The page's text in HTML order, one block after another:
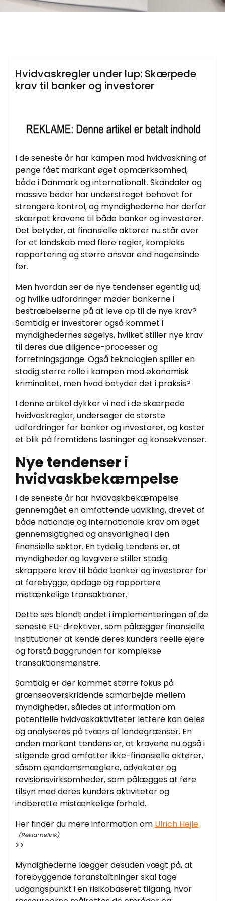
Samtlige Guides på fdbr.dk
Hvidvaskregler under lup: Skærpede
krav til banker og investorer
I de seneste år har kampen mod hvidvaskning af
penge fået markant øget opmærksomhed,
både i Danmark og internationalt. Skandaler og
massive bøder har understreget behovet for
strengere kontrol, og myndighederne har derfor
skærpet kravene til både banker og investorer.
Det betyder, at finansielle aktører nu står over
for et landskab med flere regler, kompleks
rapportering og større ansvar end nogensinde
før.
Men hvordan ser de nye tendenser egentlig ud,
og hvilke udfordringer møder bankerne i
bestræbelserne på at leve op til de nye krav?
Samtidig er investorer også kommet i
myndighedernes søgelys, hvilket stiller nye krav
til deres due diligence-processer og
forretningsgange. Også teknologien spiller en
stadig større rolle i kampen mod økonomisk
kriminalitet, men hvad betyder det i praksis?
I denne artikel dykker vi ned i de skærpede
hvidvaskregler, undersøger de største
udfordringer for banker og investorer, og kaster
et blik på fremtidens løsninger og konsekvenser.
Nye tendenser i
hvidvaskbekæmpelse
I de seneste år har hvidvaskbekæmpelse
gennemgået en omfattende udvikling, drevet af
både nationale og internationale krav om øget
gennemsigtighed og ansvarlighed i den
finansielle sektor. En tydelig tendens er, at
myndigheder og lovgivere stiller stadig
skrappere krav til både banker og investorer for
at forebygge, opdage og rapportere
mistænkelige transaktioner.
Dette ses blandt andet i implementeringen af de
seneste EU-direktiver, som pålægger finansielle
institutioner at kende deres kunders reelle ejere
og forstå baggrunden for komplekse
transaktionsmønstre.
Samtidig er der kommet større fokus på
grænseoverskridende samarbejde mellem
myndigheder, således at information om
potentielle hvidvaskaktiviteter lettere kan deles
og analyseres på tværs af landegrænser. En
anden markant tendens er, at kravene nu også i
stigende grad omfatter ikke-finansielle aktører,
såsom ejendomsmæglere, advokater og
revisionsvirksomheder, som pålægges at føre
tilsyn med deres kunders aktiviteter og
indberette mistænkelige forhold.
Her finder du mere information om Ulrich Hejle
>>
Myndighederne lægger desuden vægt på, at
forebyggende foranstaltninger skal tage
udgangspunkt i en risikobaseret tilgang, hvor